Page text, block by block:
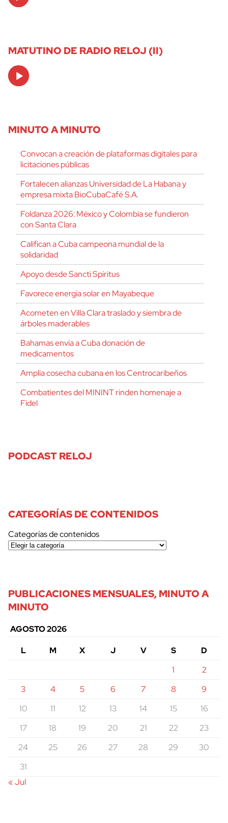
MATUTINO DE RADIO RELOJ (II)
Audio
Player
MINUTO A MINUTO
Convocan a creación de plataformas digitales para
licitaciones públicas
Fortalecen alianzas Universidad de La Habana y
empresa mixta BioCubaCafé S.A.
Foldanza 2026: México y Colombia se fundieron
con Santa Clara
Califican a Cuba campeona mundial de la
solidaridad
Apoyo desde Sancti Spíritus
Favorece energía solar en Mayabeque
Acometen en Villa Clara traslado y siembra de
árboles maderables
Bahamas envía a Cuba donación de
medicamentos
Amplia cosecha cubana en los Centrocaribeños
Combatientes del MININT rinden homenaje a
Fidel
PODCAST RELOJ
CATEGORÍAS DE CONTENIDOS
Categorías de contenidos
PUBLICACIONES MENSUALES, MINUTO A
MINUTO
AGOSTO 2026
L
M X J V S
D
1
2
3
4 5 6 7 8
9
10
11 12 13 14 15
16
17
18 19 20 21 22
23
24
25 26 27 28 29
30
31
« Jul